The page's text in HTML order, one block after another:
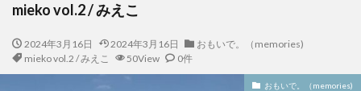
mieko vol.2 / みえこ
2024年3月16日 2024年3月16日
おもいで。（memories)
mieko vol.2 / みえこ
50View 0件
おもいで。（memories)